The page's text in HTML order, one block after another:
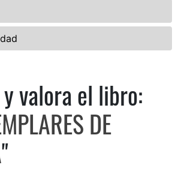
valora el libro:
valora el libro:
DE
"